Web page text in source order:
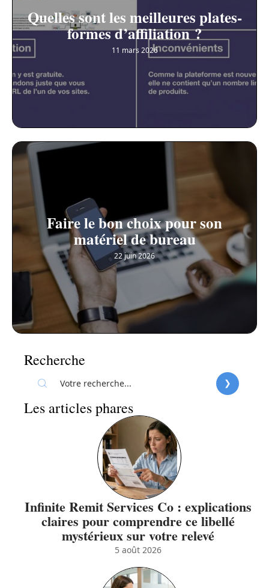
Quelles sont les meilleures plates-
formes d’affiliation ?
11 mars 2026
Faire le bon choix pour son
matériel de bureau
22 juin 2026
Recherche
Les articles phares
Infinite Remit Services Co : explications
claires pour comprendre ce libellé
mystérieux sur votre relevé
5 août 2026